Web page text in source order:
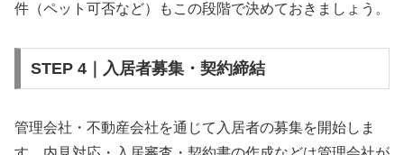
件（ペット可否など）もこの段階で決めておきましょう。
STEP 4｜入居者募集・契約締結
管理会社・不動産会社を通じて入居者の募集を開始しま